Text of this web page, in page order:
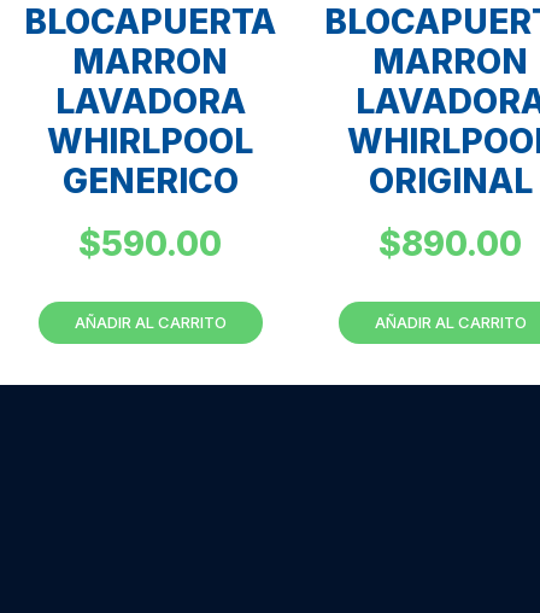
BLOCAPUERTA
MARRON
LAVADORA
WHIRLPOOL
GENERICO
$590.00
AÑADIR AL CARRITO
MARRON
ORIGINAL
$890.00
AÑADIR AL CARRITO